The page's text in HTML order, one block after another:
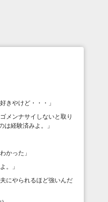
きやけど・・・ 」
メンナサイしないと取り
は経験済みよ。
」
かった 」
。
」
にやられるほど強いんだ